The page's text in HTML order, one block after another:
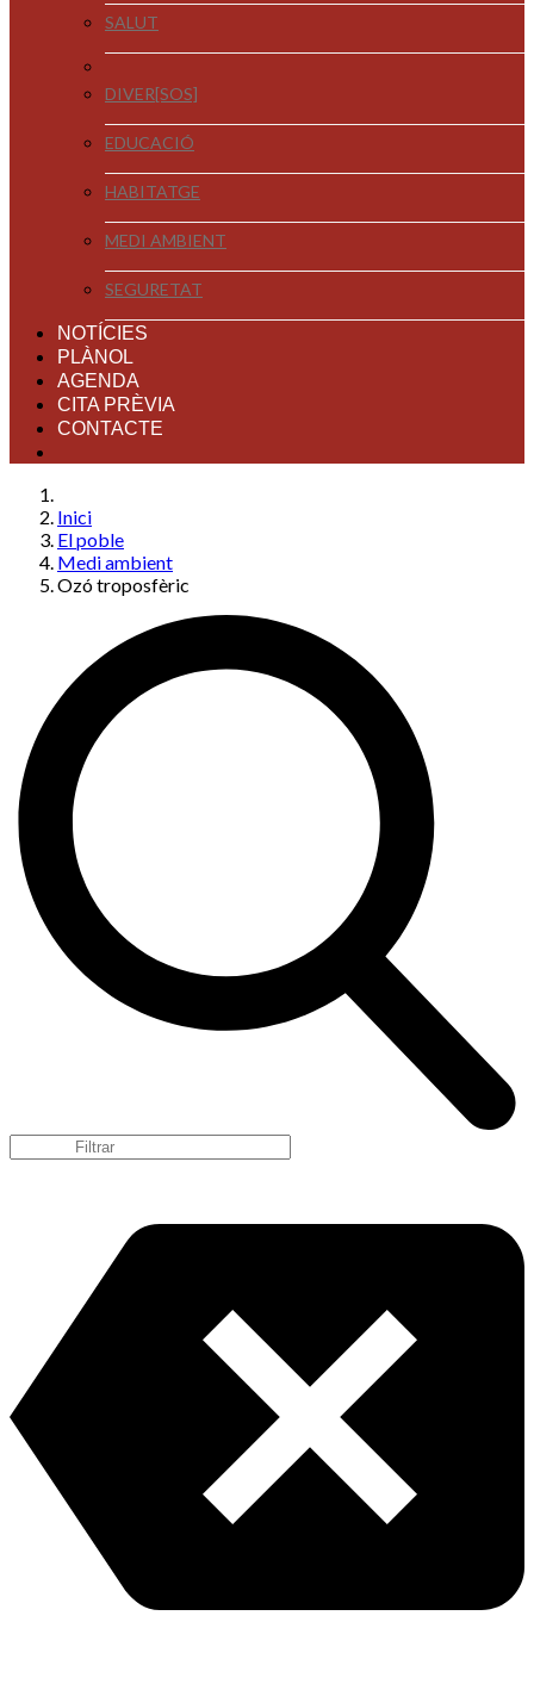
SALUT
DIVER[SOS]
EDUCACIÓ
HABITATGE
MEDI AMBIENT
SEGURETAT
NOTÍCIES
PLÀNOL
AGENDA
CITA PRÈVIA
CONTACTE
Inici
El poble
Medi ambient
Ozó troposfèric